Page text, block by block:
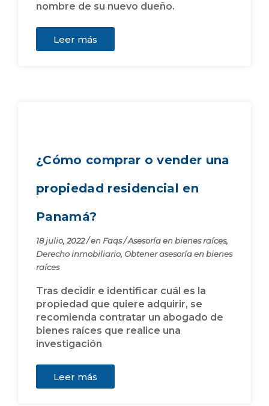
nombre de su nuevo dueño.
Leer más
¿Cómo comprar o vender una
propiedad residencial en
Panamá?
18 julio, 2022/en Faqs/Asesoría en bienes raíces,
Derecho inmobiliario, Obtener asesoría en bienes
raíces
Tras decidir e identificar cuál es la
propiedad que quiere adquirir, se
recomienda contratar un abogado de
bienes raíces que realice una
investigación
Leer más